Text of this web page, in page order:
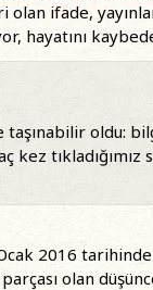
olan ifade,
hayatını
oldu:
kez
2016 tarihinde
olan